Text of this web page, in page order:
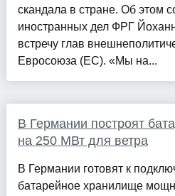
скандала в стране. Об этом
иностранных дел ФРГ
встречу глав
Евросоюза (ЕС). «Мы на...
В Германии построят
на 250 МВт для ветра
В Германии готовят к
батарейное хранилище